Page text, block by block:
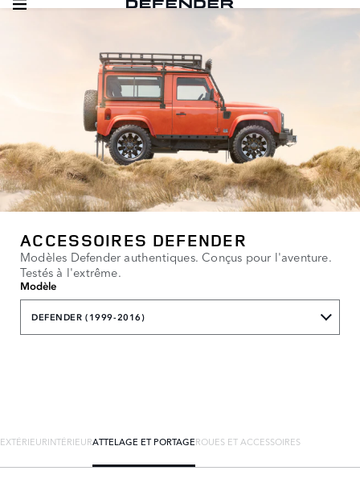
ACCESSOIRES DEFENDER
Modèles Defender authentiques. Conçus pour l'aventure.
Testés à l'extrême.
Modèle
DEFENDER (1999-2016)
EXTÉRIEURINTÉRIEURATTELAGE ET PORTAGEROUES ET ACCESSOIRES